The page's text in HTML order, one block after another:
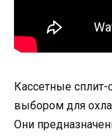
Кассетные
выбором для
Они